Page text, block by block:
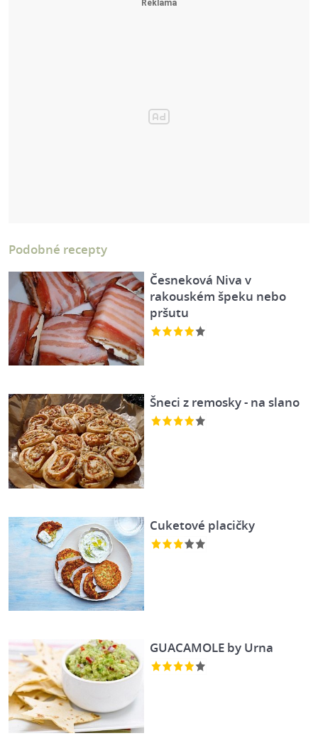
Podobné recepty
Česneková Niva v
rakouském špeku nebo
pršutu
Šneci z remosky - na slano
Cuketové placičky
GUACAMOLE by Urna